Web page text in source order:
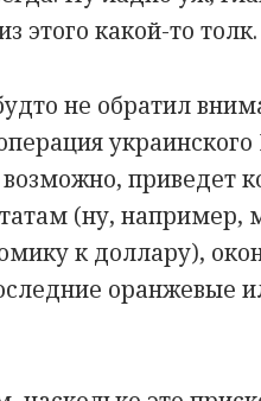
этого какой-то толк.
не обратил
приведет
(ну, например,
к доллару),
оранжевые